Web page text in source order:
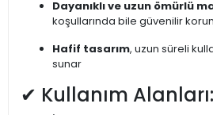
Dayanıklı ve uzun ömürlü
koşullarında bile güvenilir
Hafif tasarım, uzun süreli
sunar
✔ Kullanım Alanları: